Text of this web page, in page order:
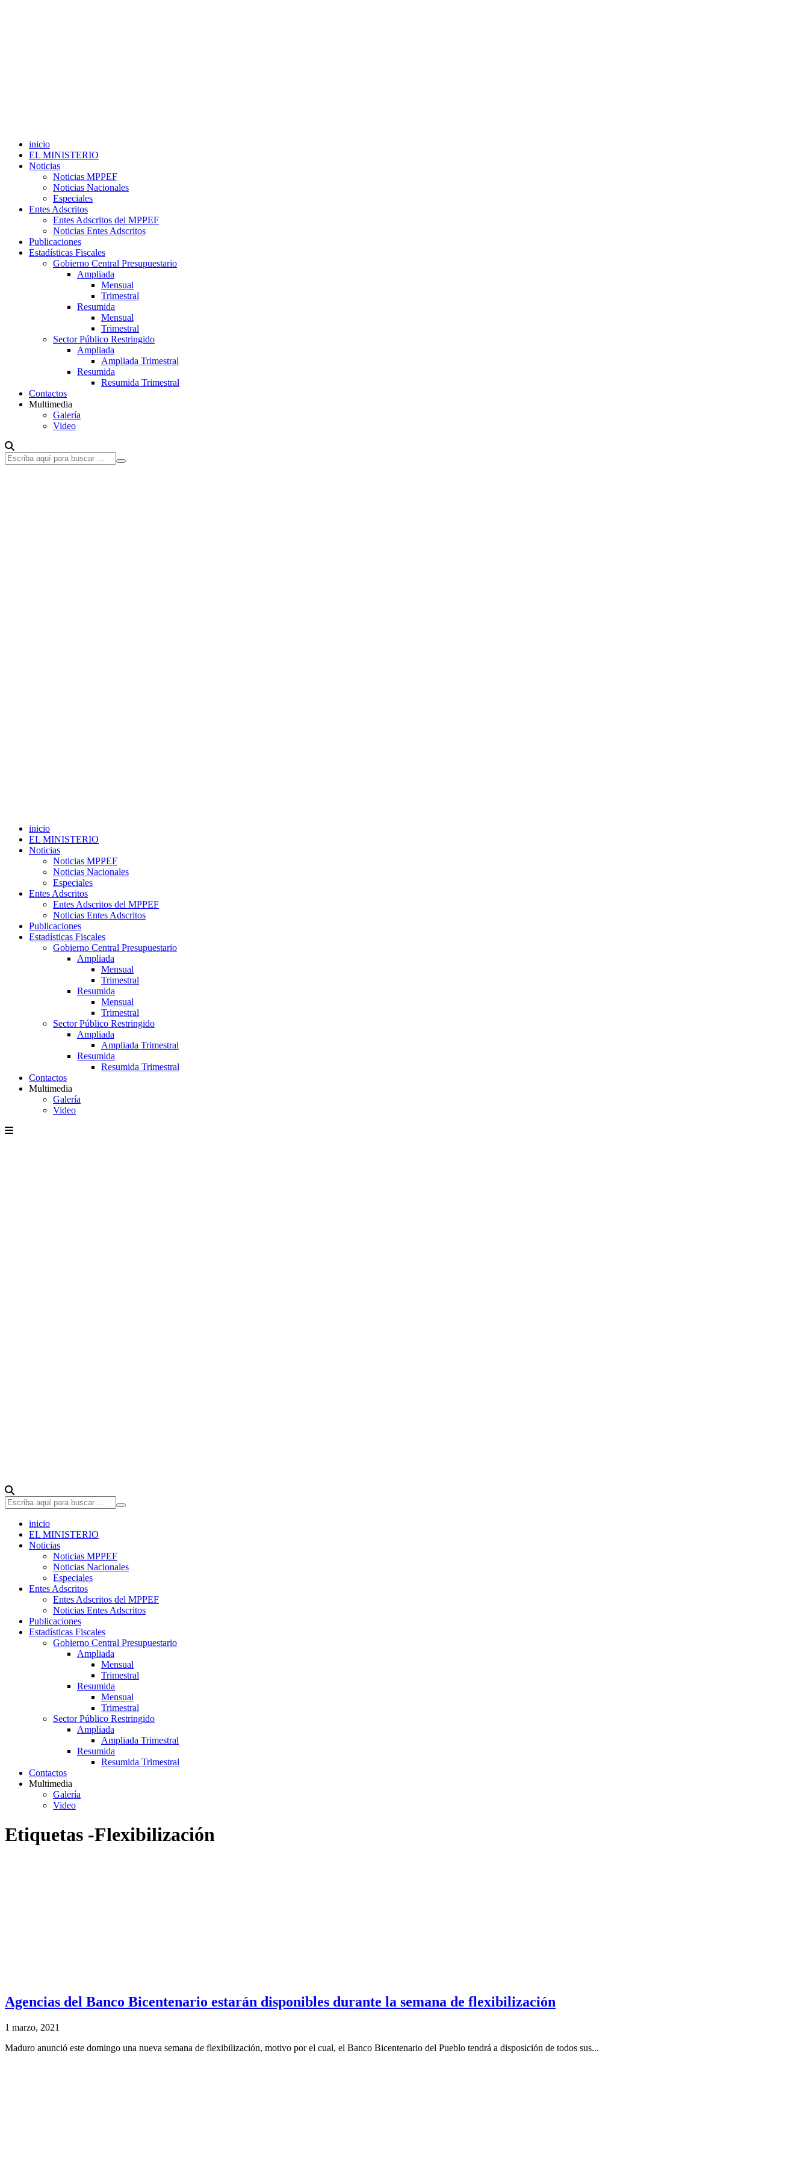
inicio
EL MINISTERIO
Noticias
Noticias MPPEF
Noticias Nacionales
Especiales
Entes Adscritos
Entes Adscritos del MPPEF
Noticias Entes Adscritos
Publicaciones
Estadísticas Fiscales
Gobierno Central Presupuestario
Ampliada
Mensual
Trimestral
Resumida
Mensual
Trimestral
Sector Público Restringido
Ampliada
Ampliada Trimestral
Resumida
Resumida Trimestral
Contactos
Multimedia
Galería
Video
inicio
EL MINISTERIO
Noticias
Noticias MPPEF
Noticias Nacionales
Especiales
Entes Adscritos
Entes Adscritos del MPPEF
Noticias Entes Adscritos
Publicaciones
Estadísticas Fiscales
Gobierno Central Presupuestario
Ampliada
Mensual
Trimestral
Resumida
Mensual
Trimestral
Sector Público Restringido
Ampliada
Ampliada Trimestral
Resumida
Resumida Trimestral
Contactos
Multimedia
Galería
Video
inicio
EL MINISTERIO
Noticias
Noticias MPPEF
Noticias Nacionales
Especiales
Entes Adscritos
Entes Adscritos del MPPEF
Noticias Entes Adscritos
Publicaciones
Estadísticas Fiscales
Gobierno Central Presupuestario
Ampliada
Mensual
Trimestral
Resumida
Mensual
Trimestral
Sector Público Restringido
Ampliada
Ampliada Trimestral
Resumida
Resumida Trimestral
Contactos
Multimedia
Galería
Video
Etiquetas -Flexibilización
Agencias del Banco Bicentenario estarán disponibles durante la semana de flexibilización
1 marzo, 2021
Maduro anunció este domingo una nueva semana de flexibilización, motivo por el cual, el Banco Bicentenario del Pueblo tendrá a disposición de todos sus...